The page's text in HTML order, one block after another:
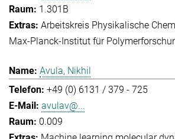
1.301B
Arbeitskreis Physikalische
Max-Planck-Institut für
Avula, Nikhil
+49 (0) 6131 / 379 - 725
avulav@...
0.009